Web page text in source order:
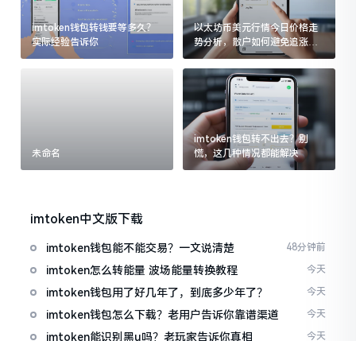
imtoken钱包转钱要等多久？
实际经验告诉你
以太坊币美元行情今日价格走
势分析，散户如何避免追涨杀
跌被套牢
未命名
imtoken钱包转不出去？别
慌，这几种情况都能解决
imtoken中文版下载
imtoken钱包能不能交易？一文说清楚 48分钟前
imtoken怎么转能量 波场能量转换教程 今天
imtoken钱包用了好几年了，到底多少年了？ 今天
imtoken钱包怎么下载？老用户告诉你靠谱渠道 今天
imtoken能识别黑u吗？老玩家告诉你真相 今天